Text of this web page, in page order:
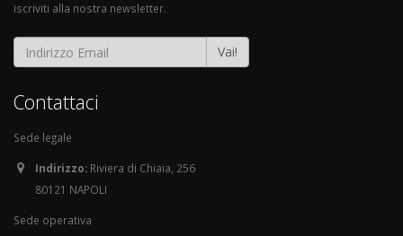
iscriviti alla nostra newsletter.
Vai!
Contattaci
Sede legale
Indirizzo: Riviera di Chiaia, 256
80121 NAPOLI
Sede operativa